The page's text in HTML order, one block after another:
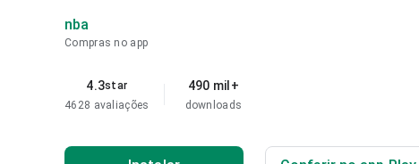
nba
Compras no app
4.3star
4628 avaliações
490 mil+
downloads